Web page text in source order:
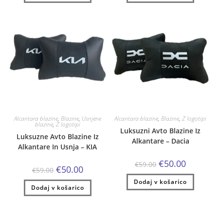
€59.00. €59.00.
Alcantara blazine, Blazine, Usnjene
blazine, Z logotipi
Luksuzne Avto Blazine Iz
Alkantare In Usnja – KIA
€59.00 Izvirna
cena
je
bila:
€59.00.
€50.00Trenutna
cena
je:
€50.00.
Dodaj v košarico
Alcantara blazine,Blazine,Z logotipi
Luksuzni Avto Blazine Iz
Alkantare – Dacia
€59.00 Izvirna
cena
je
bila:
€59.00.
€50.00Trenutna
je:
€50.00.
Dodaj v košarico